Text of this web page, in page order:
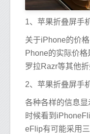
1、苹果折叠屏手
关于iPhone的价
Phone的实际价
罗拉Razr等其他折
2、苹果折叠屏手
各种各样的信息
时候看到
eFlip有可能采用